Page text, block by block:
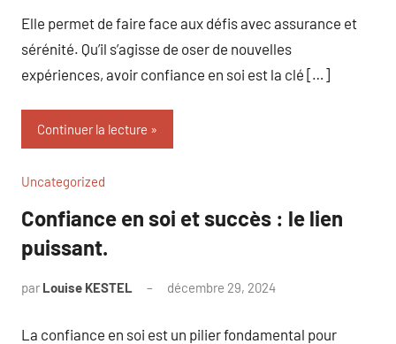
Elle permet de faire face aux défis avec assurance et
sérénité. Qu’il s’agisse de oser de nouvelles
expériences, avoir confiance en soi est la clé […]
Continuer la lecture
Uncategorized
Confiance en soi et succès : le lien
puissant.
par Louise KESTEL décembre 29, 2024
La confiance en soi est un pilier fondamental pour